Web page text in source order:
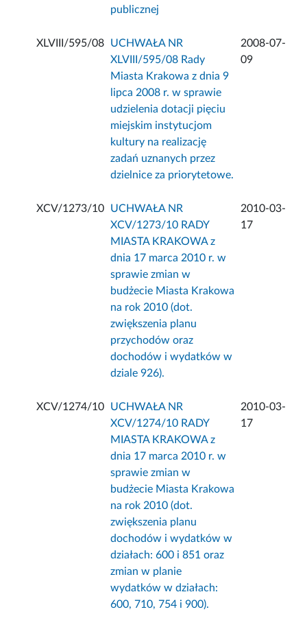
publicznej
XLVIII/595/08
UCHWAŁA NR
XLVIII/595/08 Rady
Miasta Krakowa z dnia 9
lipca 2008 r. w sprawie
udzielenia dotacji pięciu
miejskim instytucjom
kultury na realizację
zadań uznanych przez
dzielnice za priorytetowe.
2008-07-
09
XCV/1273/10
UCHWAŁA NR
XCV/1273/10 RADY
MIASTA KRAKOWA z
dnia 17 marca 2010 r. w
sprawie zmian w
budżecie Miasta Krakowa
na rok 2010 (dot.
zwiększenia planu
przychodów oraz
dochodów i wydatków w
dziale 926).
2010-03-
17
XCV/1274/10
UCHWAŁA NR
XCV/1274/10 RADY
MIASTA KRAKOWA z
dnia 17 marca 2010 r. w
sprawie zmian w
budżecie Miasta Krakowa
na rok 2010 (dot.
zwiększenia planu
dochodów i wydatków w
działach: 600 i 851 oraz
zmian w planie
wydatków w działach:
600, 710, 754 i 900).
2010-03-
17